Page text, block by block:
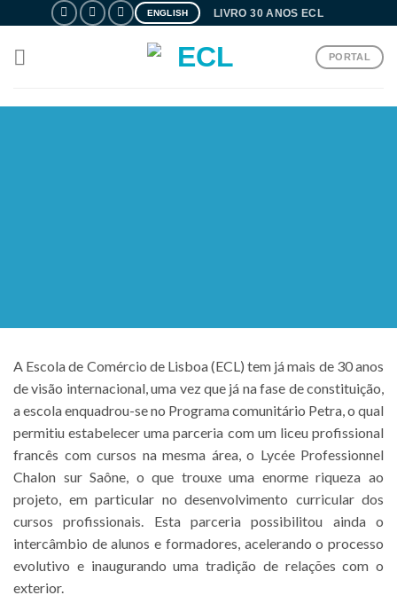
content
ENGLISH LIVRO 30 ANOS ECL
PORTAL
A Escola de Comércio de Lisboa (ECL) tem já mais de 30 anos
de visão internacional, uma vez que já na fase de constituição,
a escola enquadrou-se no Programa comunitário Petra, o qual
permitiu estabelecer uma parceria com um liceu profissional
francês com cursos na mesma área, o Lycée Professionnel
Chalon sur Saône, o que trouxe uma enorme riqueza ao
projeto, em particular no desenvolvimento curricular dos
cursos profissionais. Esta parceria possibilitou ainda o
intercâmbio de alunos e formadores, acelerando o processo
evolutivo e inaugurando uma tradição de relações com o
exterior.